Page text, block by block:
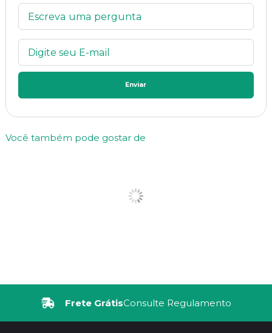
Enviar
Você também pode gostar de
Frete GrátisConsulte Regulamento